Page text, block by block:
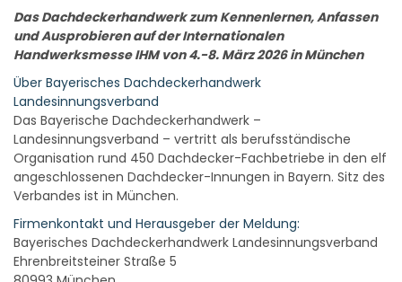
Das Dachdeckerhandwerk zum Kennenlernen, Anfassen
und Ausprobieren auf der Internationalen
Handwerksmesse IHM von 4.-8. März 2026 in München
Über Bayerisches Dachdeckerhandwerk
Landesinnungsverband
Das Bayerische Dachdeckerhandwerk –
Landesinnungsverband – vertritt als berufsständische
Organisation rund 450 Dachdecker-Fachbetriebe in den elf
angeschlossenen Dachdecker-Innungen in Bayern. Sitz des
Verbandes ist in München.
Firmenkontakt und Herausgeber der Meldung:
Bayerisches Dachdeckerhandwerk Landesinnungsverband
Ehrenbreitsteiner Straße 5